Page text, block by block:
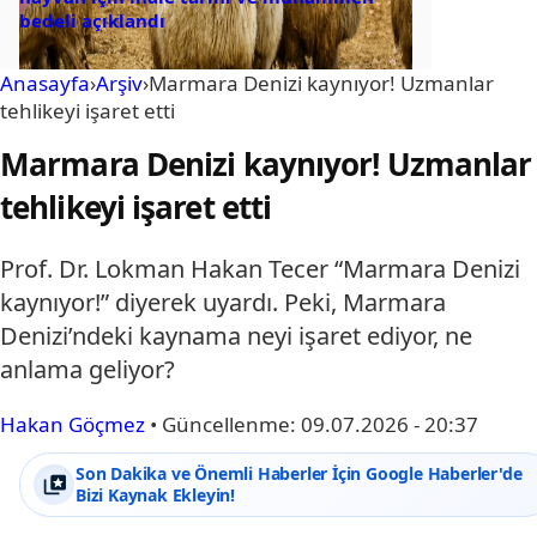
bedeli açıklandı
Anasayfa›Arşiv›Marmara Denizi kaynıyor! Uzmanlar
tehlikeyi işaret etti
Marmara Denizi kaynıyor! Uzmanlar
tehlikeyi işaret etti
Prof. Dr. Lokman Hakan Tecer “Marmara Denizi
kaynıyor!” diyerek uyardı. Peki, Marmara
Denizi’ndeki kaynama neyi işaret ediyor, ne
anlama geliyor?
Hakan Göçmez • Güncellenme: 09.07.2026 - 20:37
Son Dakika ve Önemli Haberler İçin Google Haberler'de
Bizi Kaynak Ekleyin!